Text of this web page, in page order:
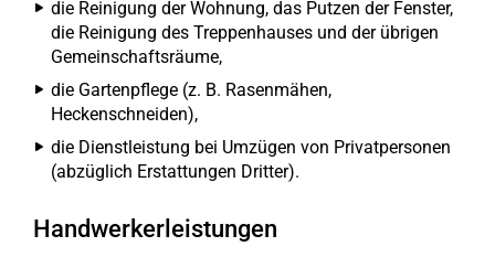
die Reinigung der Wohnung, das Putzen der Fenster,
die Reinigung des Treppenhauses und der übrigen
Gemeinschaftsräume,
die Gartenpflege (z. B. Rasenmähen,
Heckenschneiden),
die Dienstleistung bei Umzügen von Privatpersonen
(abzüglich Erstattungen Dritter).
Handwerkerleistungen